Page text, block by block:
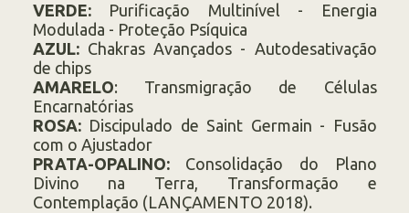
VERDE: Purificação Multinível - Energia
Modulada - Proteção Psíquica
AZUL:Chakras Avançados - Autodesativação
de chips
AMARELO: Transmigração de Células
Encarnatórias
ROSA:Discipulado de Saint Germain - Fusão
com o Ajustador
PRATA-OPALINO: Consolidação do Plano
Divino na Terra, Transformação e
Contemplação (LANÇAMENTO 2018).